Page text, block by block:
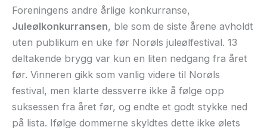
Foreningens andre årlige konkurranse,
Juleølkonkurransen, ble som de siste årene avholdt
uten publikum en uke før Norøls juleølfestival. 13
deltakende brygg var kun en liten nedgang fra året
før. Vinneren gikk som vanlig videre til Norøls
festival, men klarte dessverre ikke å følge opp
suksessen fra året før, og endte et godt stykke ned
på lista. Ifølge dommerne skyldtes dette ikke ølets